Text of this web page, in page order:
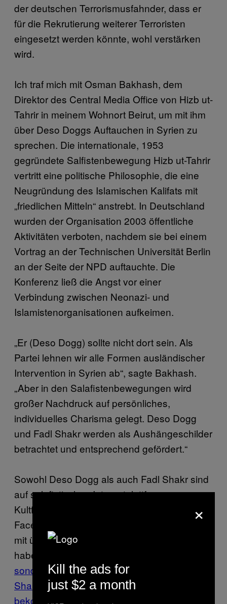
der deutschen Terrorismusfahnder, dass er
für die Rekrutierung weiterer Terroristen
eingesetzt werden könnte, wohl verstärken
wird.
Ich traf mich mit Osman Bakhash, dem
Direktor des Central Media Office von Hizb ut-
Tahrir in meinem Wohnort Beirut, um mit ihm
über Deso Doggs Auftauchen in Syrien zu
sprechen. Die internationale, 1953
gegründete Salfistenbewegung Hizb ut-Tahrir
vertritt eine politische Philosophie, die eine
Neugründung des Islamischen Kalifats mit
„friedlichen Mitteln“ anstrebt. In Deutschland
wurden der Organisation 2003 öffentliche
Aktivitäten verboten, nachdem sie bei einem
Vortrag an der Technischen Universität Berlin
an der Seite der NPD auftauchte. Die
Konferenz ließ die Angst vor einer
Verbindung zwischen Neonazi- und
Islamistenorganisationen aufkeimen.
„Er (Deso Dogg) sollte nicht dort sein. Als
Partei lehnen wir alle Formen ausländischer
Intervention in Syrien ab“, sagte Bakhash.
„Aber in den Salafistenbewegungen wird
großer Nachdruck auf persönliches,
individuelles Charisma gelegt. Deso Dogg
und Fadl Shakr werden als Aushängeschilder
betrachtet und entsprechend gefördert.“
Sowohl Deso Dogg als auch Fadl Shakr sind
auf salafistischen Internetplattformen zu
Kultfiguren geworden. Auf der offiziellen
Facebook-Seite eines saudischen Scheichs
mit über 147.000 Followern bzw. „Likes“
haben
sonderbare Paar über 7.500 Likes und 3.500
Shares von Menschen aus aller Welt
bekommen.
×
Kill the ads for
just $2 a month